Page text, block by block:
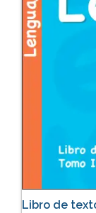
Libro de